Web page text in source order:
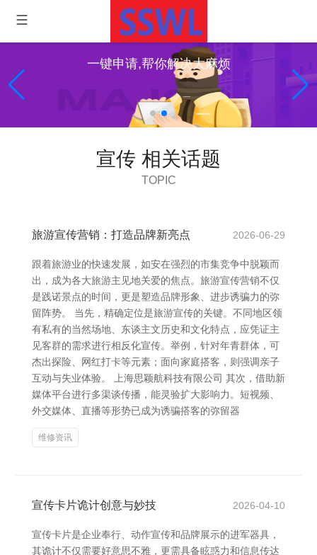
一键申请,帮你解决大麻烦
宣传 相关话题
TOPIC
旅游宣传营销：打造品牌新亮点 2026-06-29
跟着旅游业的快速发展，如安在强烈的市集竞争中脱颖而
出，成为各大旅游主见地关爱的焦点。旅游宣传营销不仅
是践诺景点的时间，更是塑造品牌形象、进步诱骗力的弥
留阵势。 当先，精确定位是旅游宣传的关键。不同地区领
有私有的当然场地、东谈主文历史和文化特点，应凭证主
见客群的需求进行相反化宣传。举例，针对年青群体，可
杰出探险、网红打卡等元素；面向家庭搭客，则强调亲子
互动与失业体验。 上海思颖航科技有限公司 其次，借助新
媒体平台进行多渠谈传播，能灵验扩大影响力。短视频、
外交媒体、直播等形势已成为诱骗搭客的弥留器
维修资讯
宣传卡片诡计创意与妙技 2026-04-10
宣传卡片是企业奉行、动作宣传和品牌展示的进军器具，
其诡计不仅需要好意思不雅，更需具备眩惑力和信息传达